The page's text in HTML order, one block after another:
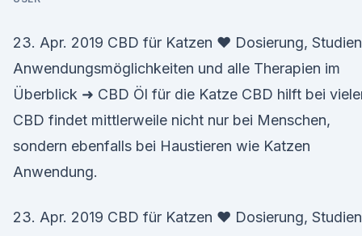
23. Apr. 2019 CBD für Katzen ❤ Dosierung,
Anwendungsmöglichkeiten und alle Therapien im
Überblick ➜ CBD Öl für die Katze CBD hilft bei
CBD findet mittlerweile nicht nur bei Menschen,
sondern ebenfalls bei Haustieren wie Katzen
Anwendung.
23. Apr. 2019 CBD für Katzen ❤ Dosierung,